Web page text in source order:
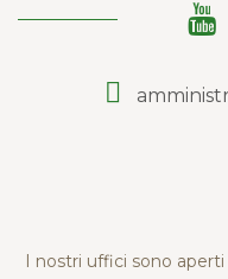
I nostri uffici sono